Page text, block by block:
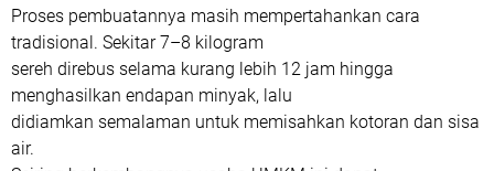
Proses pembuatannya masih mempertahankan cara
tradisional. Sekitar 7–8 kilogram
sereh direbus selama kurang lebih 12 jam hingga
menghasilkan endapan minyak, lalu
didiamkan semalaman untuk memisahkan kotoran dan sisa
air.